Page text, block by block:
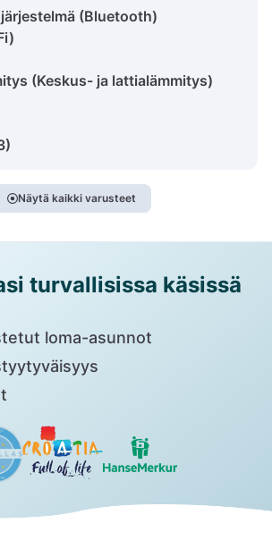
(Bluetooth)
(Keskus- ja lattialämmitys)
Näytä kaikki varusteet
turvallisissa käsissä
loma-asunnot